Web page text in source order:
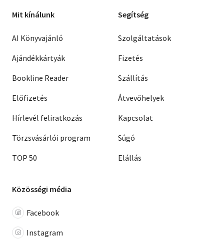
Mit kínálunk
AI Könyvajánló
Ajándékkártyák
Bookline Reader
Előfizetés
Hírlevél feliratkozás
Törzsvásárlói program
TOP 50
Segítség
Szolgáltatások
Fizetés
Szállítás
Átvevőhelyek
Kapcsolat
Súgó
Elállás
Közösségi média
Facebook
Instagram